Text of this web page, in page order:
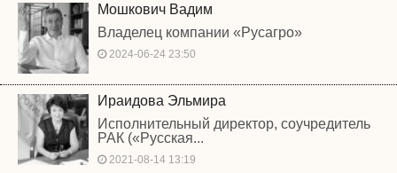
Мошкович Вадим
Владелец компании «Русагро»
2024-06-24 23:50
Ираидова Эльмира
Исполнительный директор, соучредитель
РАК («Русская...
2021-08-14 13:19